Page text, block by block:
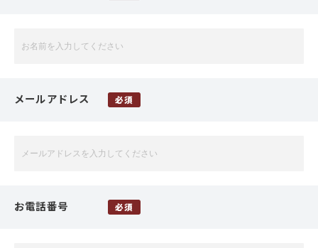
メールアドレス 必須
お電話番号 必須